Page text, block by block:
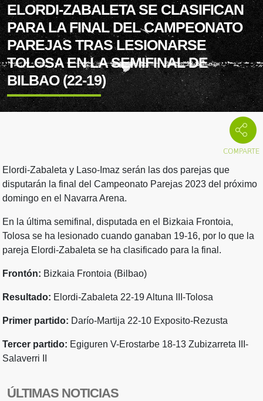
ELORDI-ZABALETA SE CLASIFICAN
PARA LA FINAL DEL CAMPEONATO
PAREJAS TRAS LESIONARSE
TOLOSA EN LA SEMIFINAL DE
BILBAO (22-19)
Elordi-Zabaleta y Laso-Imaz serán las dos parejas que
disputarán la final del Campeonato Parejas 2023 del próximo
domingo en el Navarra Arena.
En la última semifinal, disputada en el Bizkaia Frontoia,
Tolosa se ha lesionado cuando ganaban 19-16, por lo que la
pareja Elordi-Zabaleta se ha clasificado para la final.
Frontón: Bizkaia Frontoia (Bilbao)
Resultado: Elordi-Zabaleta 22-19 Altuna III-Tolosa
Primer partido: Darío-Martija 22-10 Exposito-Rezusta
Tercer partido: Egiguren V-Erostarbe 18-13 Zubizarreta III-
Salaverri II
ÚLTIMAS NOTICIAS